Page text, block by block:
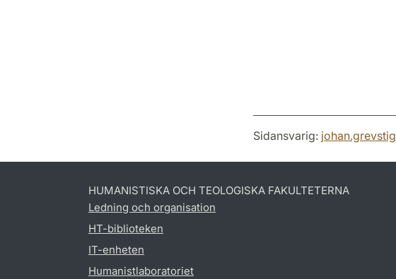
Sidansvarig: johan.grevstig
HUMANISTISKA OCH TEOLOGISKA FAKULTETERNA
Ledning och organisation
HT-biblioteken
IT-enheten
Humanistlaboratoriet